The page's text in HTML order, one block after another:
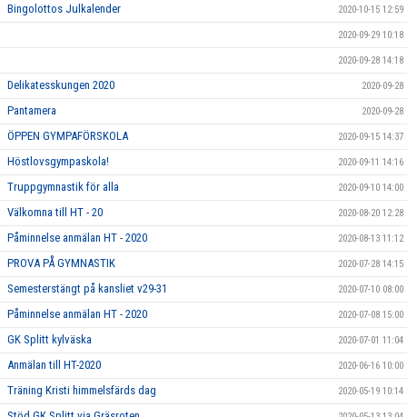
Bingolottos Julkalender 2020-10-15 12:59
2020-09-29 10:18
2020-09-28 14:18
Delikatesskungen 2020 2020-09-28
Pantamera 2020-09-28
ÖPPEN GYMPAFÖRSKOLA 2020-09-15 14:37
Höstlovsgympaskola! 2020-09-11 14:16
Truppgymnastik för alla 2020-09-10 14:00
Välkomna till HT - 20 2020-08-20 12:28
Påminnelse anmälan HT - 2020 2020-08-13 11:12
PROVA PÅ GYMNASTIK 2020-07-28 14:15
Semesterstängt på kansliet v29-31 2020-07-10 08:00
Påminnelse anmälan HT - 2020 2020-07-08 15:00
GK Splitt kylväska 2020-07-01 11:04
Anmälan till HT-2020 2020-06-16 10:00
Träning Kristi himmelsfärds dag 2020-05-19 10:14